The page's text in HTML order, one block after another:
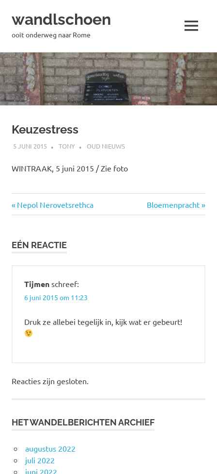
Naar
de
inhoud
springen
wandlschoen
ooit onderweg naar Rome MENU
Keuzestress
5 JUNI 2015 TONY OUD NIEUWS
WINTRAAK, 5 juni 2015 / Zie foto
Bericht
Vorige
bericht:
Nepol Nerovetsrethca
Volgende
bericht:
Bloemenpracht
EÉN REACTIE
Tijmen schreef:
6 juni 2015 om 11:23
Druk ze allebei tegelijk in, kijk wat er gebeurt!
Reacties zijn gesloten.
HET WANDELBERICHTEN ARCHIEF
augustus 2022
juli 2022
juni 2022